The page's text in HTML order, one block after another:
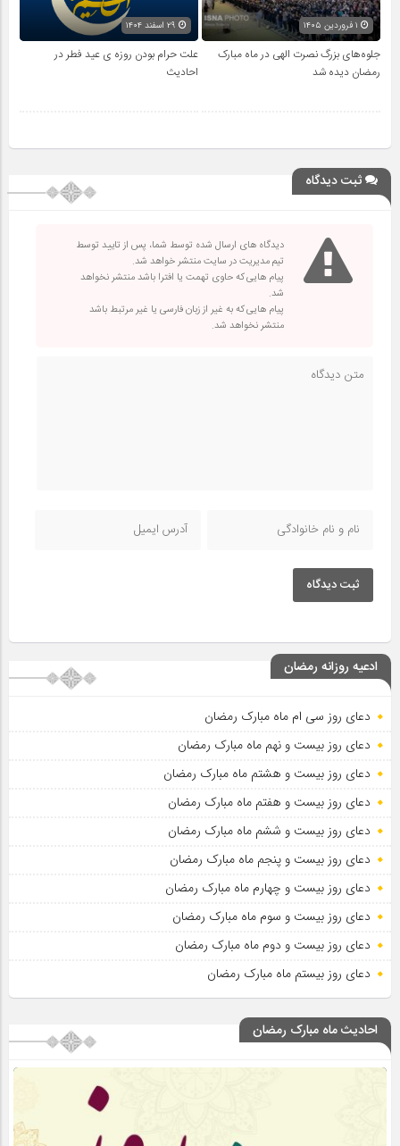
جلوه‌های بزرگ نصرت الهی در ماه مبارک
رمضان دیده شد
علت حرام بودن روزه ی عید فطر در
احادیث
ثبت دیدگاه
دیدگاه های ارسال شده توسط شما، پس از تایید توسط
تیم مدیریت در سایت منتشر خواهد شد.
پیام هایی که حاوی تهمت یا افترا باشد منتشر نخواهد
شد.
پیام هایی که به غیر از زبان فارسی یا غیر مرتبط باشد
منتشر نخواهد شد.
ثبت دیدگاه
ادعیه روزانه رمضان
دعای روز سی ام ماه مبارک رمضان
دعای روز بیست و نهم ماه مبارک رمضان
دعای روز بیست و هشتم ماه مبارک رمضان
دعای روز بیست و هفتم ماه مبارک رمضان
دعای روز بیست و ششم ماه مبارک رمضان
دعای روز بیست و پنجم ماه مبارک رمضان
دعای روز بیست و چهارم ماه مبارک رمضان
دعای روز بیست و سوم ماه مبارک رمضان
دعای روز بیست و دوم ماه مبارک رمضان
دعای روز بیستم ماه مبارک رمضان
احادیث ماه مبارک رمضان